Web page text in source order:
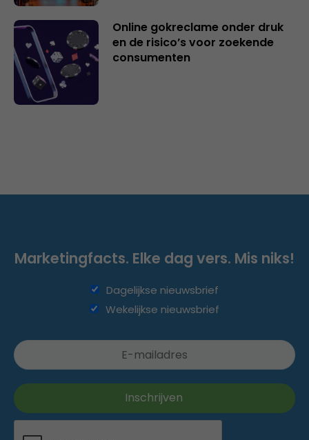
Online gokreclame onder druk
en de risico’s voor zoekende
consumenten
Marketingfacts. Elke dag vers. Mis niks!
Dagelijkse nieuwsbrief
Wekelijkse nieuwsbrief